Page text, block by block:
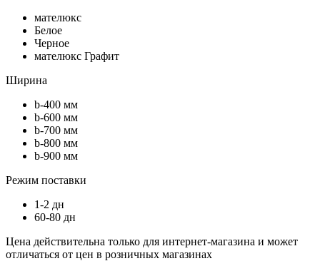
мателюкс
Белое
Черное
мателюкс Графит
Ширина
b-400 мм
b-600 мм
b-700 мм
b-800 мм
b-900 мм
Режим поставки
1-2 дн
60-80 дн
Цена действительна только для интернет-магазина и может
отличаться от цен в розничных магазинах